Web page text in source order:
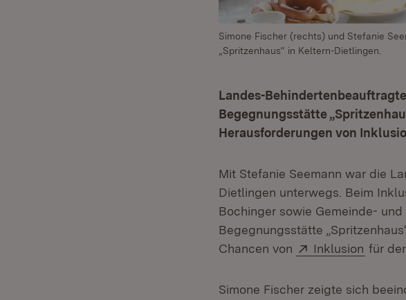
Simone Fischer (rechts) und Stefanie
„Spritzenhaus“ in Keltern-Dietlingen.
Landes-
Begegnungsstätte
Herausforderungen von
Mit Stefanie Seemann war die
Dietlingen unterwegs. Beim
Bochinger sowie Gemeinde-
Begegnungsstätte
Chancen von
Extern:
Inklusion für
Simone Fischer zeigte sich